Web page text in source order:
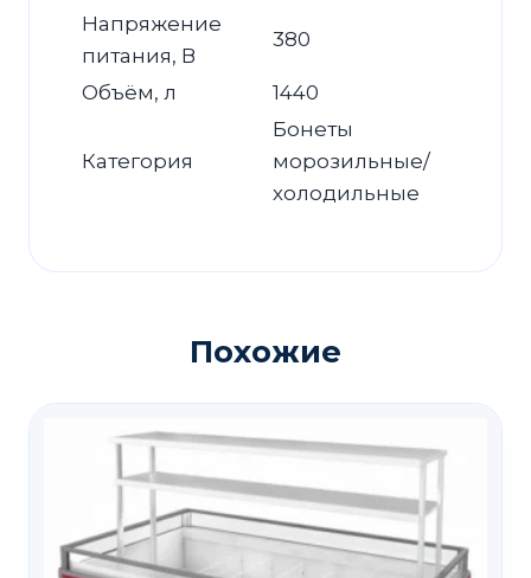
Напряжение
питания, В
380
Объём, л 1440
Категория
Бонеты
морозильные/
холодильные
Похожие